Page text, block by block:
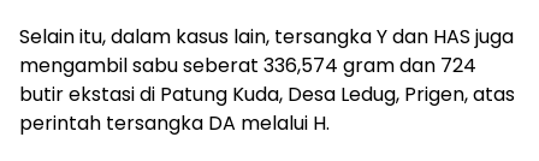
Selain itu, dalam kasus lain, tersangka Y dan HAS juga
mengambil sabu seberat 336,574 gram dan 724
butir ekstasi di Patung Kuda, Desa Ledug, Prigen, atas
perintah tersangka DA melalui H.